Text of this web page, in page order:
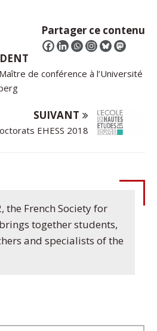
Partager ce contenu
de conférence à l’Université
SUIVANT
EHESS 2018
the French Society for
together students,
and specialists of the